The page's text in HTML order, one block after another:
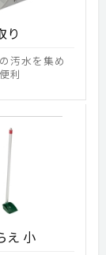
り
汚水を集め
利
え 小